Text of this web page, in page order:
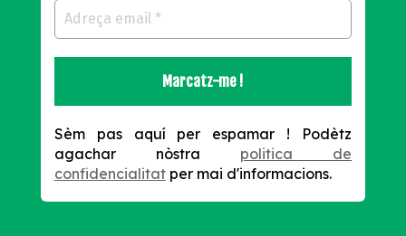
Sèm pas aquí per espamar !
Podètz
agachar nòstra politica de
confidencialitatper mai d'informacions.